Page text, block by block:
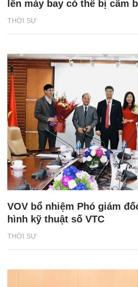
THỜI SỰ
lên máy bay có thể bị cấm
THỜI SỰ
VOV bổ nhiệm Phó giám
hình kỹ thuật số VTC